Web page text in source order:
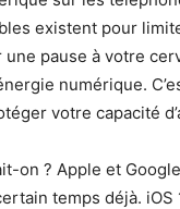
existent pour
pause à votre
numérique.
votre capacité
on ? Apple et
temps déjà. iOS